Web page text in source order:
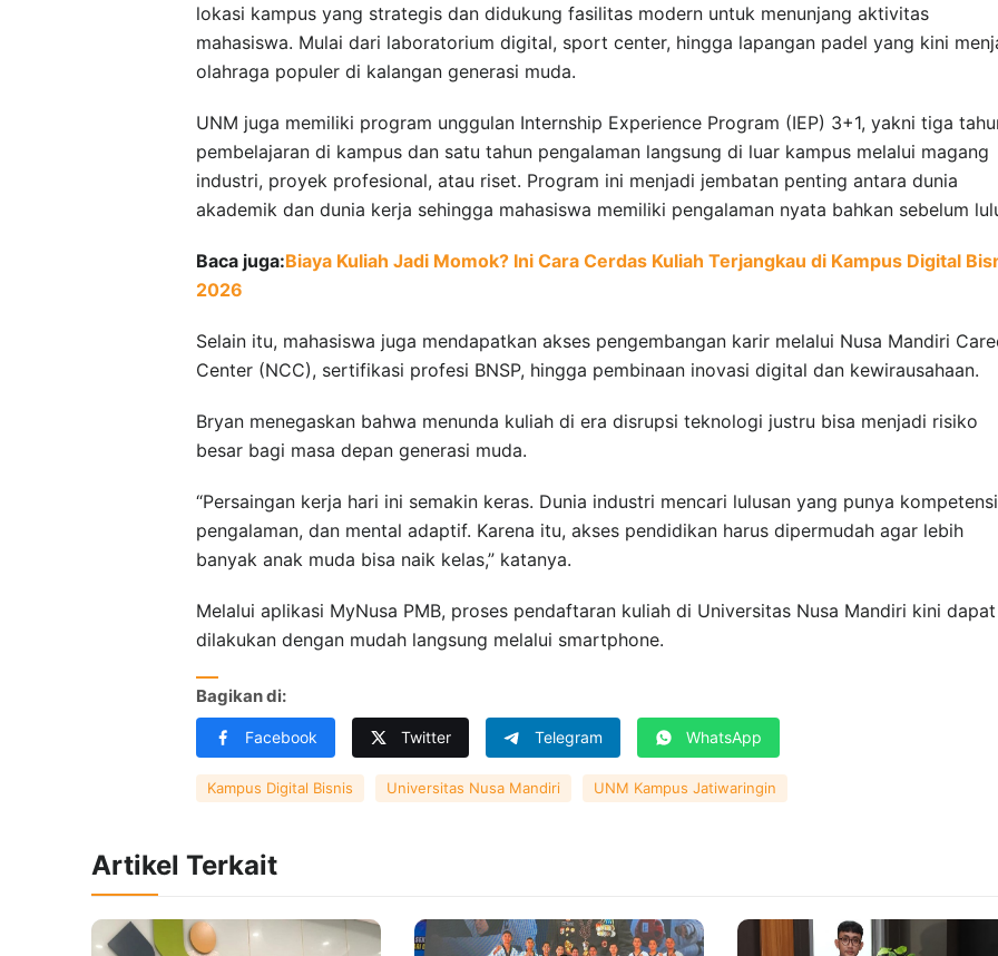
lokasi kampus yang strategis dan didukung fasilitas modern untuk menunjang aktivitas
mahasiswa. Mulai dari laboratorium digital, sport center, hingga lapangan padel yang kini
olahraga populer di kalangan generasi muda.
UNM juga memiliki program unggulan Internship Experience Program (IEP) 3+1, yakni tiga
pembelajaran di kampus dan satu tahun pengalaman langsung di luar kampus melalui magang
industri, proyek profesional, atau riset. Program ini menjadi jembatan penting antara dunia
akademik dan dunia kerja sehingga mahasiswa memiliki pengalaman nyata bahkan sebelum
Baca juga:Biaya Kuliah Jadi Momok? Ini Cara Cerdas Kuliah Terjangkau di Kampus Digital
2026
Selain itu, mahasiswa juga mendapatkan akses pengembangan karir melalui Nusa Mandiri
Center (NCC), sertifikasi profesi BNSP, hingga pembinaan inovasi digital dan kewirausahaan.
Bryan menegaskan bahwa menunda kuliah di era disrupsi teknologi justru bisa menjadi risiko
besar bagi masa depan generasi muda.
“Persaingan kerja hari ini semakin keras. Dunia industri mencari lulusan yang punya
pengalaman, dan mental adaptif. Karena itu, akses pendidikan harus dipermudah agar lebih
banyak anak muda bisa naik kelas,” katanya.
Melalui aplikasi MyNusa PMB, proses pendaftaran kuliah di Universitas Nusa Mandiri kini dapat
dilakukan dengan mudah langsung melalui smartphone.
Bagikan di:
Facebook Twitter Telegram WhatsApp
Kampus Digital Bisnis Universitas Nusa Mandiri UNM Kampus Jatiwaringin
Artikel Terkait